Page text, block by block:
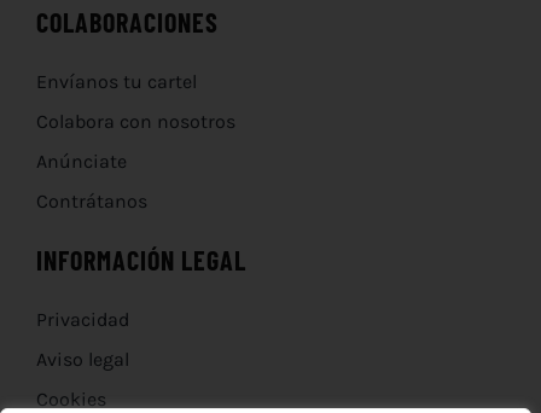
COLABORACIONES
Envíanos tu cartel
Colabora con nosotros
Anúnciate
Contrátanos
INFORMACIÓN LEGAL
Privacidad
Aviso legal
Cookies